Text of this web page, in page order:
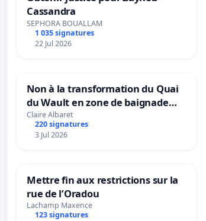
Cassandra
SEPHORA BOUALLAM
1 035 signatures
22 Jul 2026
Non à la transformation du Quai
du Wault en zone de baignade
urbaine
Claire Albaret
220 signatures
3 Jul 2026
Mettre fin aux restrictions sur la
rue de l’Oradou
Lachamp Maxence
123 signatures